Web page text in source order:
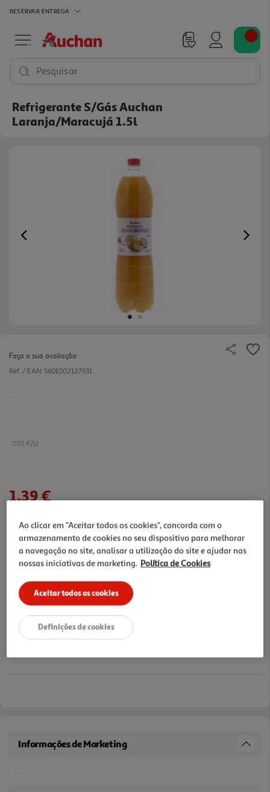
RESERVAR ENTREGA
Pesquisar
Refrigerante S/gás Auchan
Laranja/maracujá 1.5l
Previous
Faça a sua avaliação
Ref. / EAN: 5601002127631
0.93 €/Lt
1,39 €
Notas de preparação
Informações de Marketing
.
Ao clicar em "Aceitar todos os cookies", concorda com o
armazenamento de cookies no seu dispositivo para melhorar
a navegação no site, analisar a utilização do site e ajudar nas
nossas iniciativas de marketing. Política de Cookies
Aceitar todos os cookies
Definições de cookies